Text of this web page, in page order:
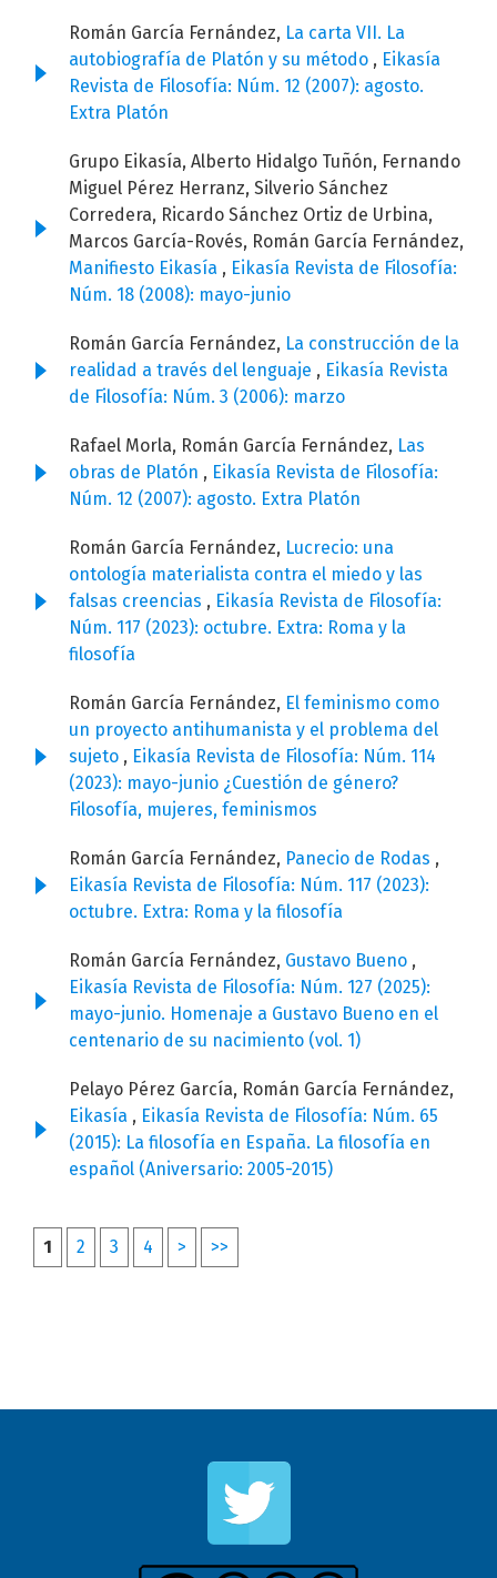
Román García Fernández, La carta VII. La
autobiografía de Platón y su método , Eikasía
Revista de Filosofía: Núm. 12 (2007): agosto.
Extra Platón
Grupo Eikasía, Alberto Hidalgo Tuñón, Fernando
Miguel Pérez Herranz, Silverio Sánchez
Corredera, Ricardo Sánchez Ortiz de Urbina,
Marcos García-Rovés, Román García Fernández,
Manifiesto Eikasía , Eikasía Revista de Filosofía:
Núm. 18 (2008): mayo-junio
Román García Fernández, La construcción de la
realidad a través del lenguaje , Eikasía Revista
de Filosofía: Núm. 3 (2006): marzo
Rafael Morla, Román García Fernández, Las
obras de Platón , Eikasía Revista de Filosofía:
Núm. 12 (2007): agosto. Extra Platón
Román García Fernández, Lucrecio: una
ontología materialista contra el miedo y las
falsas creencias , Eikasía Revista de Filosofía:
Núm. 117 (2023): octubre. Extra: Roma y la
filosofía
Román García Fernández, El feminismo como
un proyecto antihumanista y el problema del
sujeto , Eikasía Revista de Filosofía: Núm. 114
(2023): mayo-junio ¿Cuestión de género?
Filosofía, mujeres, feminismos
Román García Fernández, Panecio de Rodas ,
Eikasía Revista de Filosofía: Núm. 117 (2023):
octubre. Extra: Roma y la filosofía
Román García Fernández, Gustavo Bueno ,
Eikasía Revista de Filosofía: Núm. 127 (2025):
mayo-junio. Homenaje a Gustavo Bueno en el
centenario de su nacimiento (vol. 1)
Pelayo Pérez García, Román García Fernández,
Eikasía , Eikasía Revista de Filosofía: Núm. 65
(2015): La filosofía en España. La filosofía en
español (Aniversario: 2005-2015)
1 2 3 4 > >>